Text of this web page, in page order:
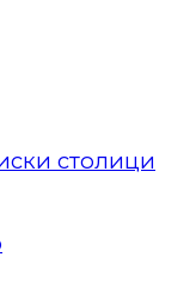
столици